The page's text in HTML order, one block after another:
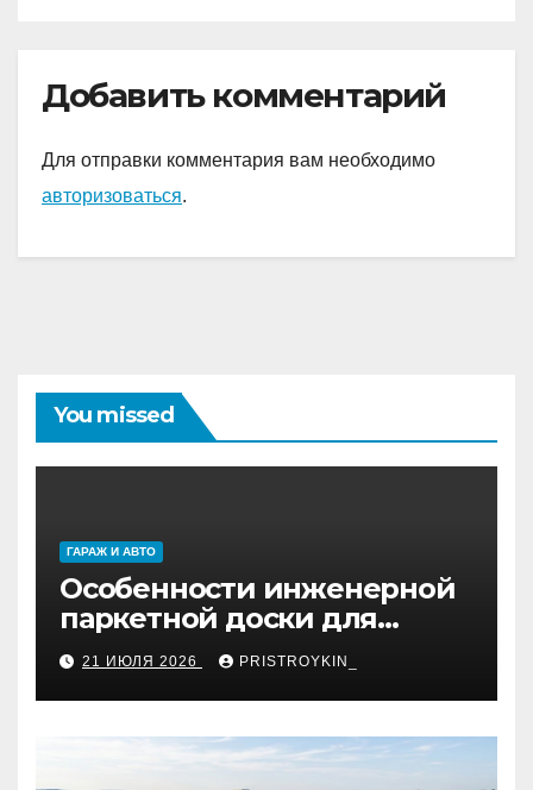
будущее!
Добавить комментарий
Для отправки комментария вам необходимо
авторизоваться.
You missed
ГАРАЖ И АВТО
Особенности инженерной
паркетной доски для
укладки французской
ёлкой
21 ИЮЛЯ 2026 PRISTROYKIN_